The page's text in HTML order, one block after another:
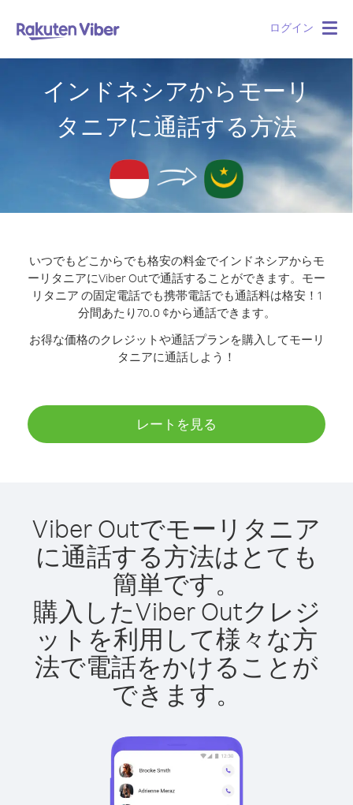
ログイン
インドネシアからモーリ
タニアに通話する方法
いつでもどこからでも格安の料金でインドネシアからモ
ーリタニアにViber Outで通話することができます。 モー
リタニア の固定電話でも携帯電話でも通話料は格安！1
分間あたり70.0 ¢から通話できます。
お得な価格のクレジットや通話プランを購入してモーリ
タニアに通話しよう！
レートを見る
Viber Outでモーリタニア
に通話する方法はとても
簡単です。
購入したViber Outクレジ
ットを利用して様々な方
法で電話をかけることが
できます。